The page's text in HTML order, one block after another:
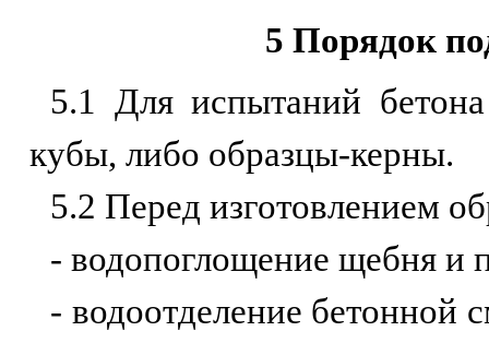
5 Порядок
5.1 Для испытаний
кубы, либо образцы-керны.
5.2 Перед изготовлением
- водопоглощение щебня и
- водоотделение бетонной